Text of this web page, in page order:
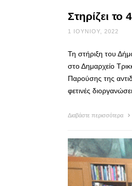
Στηρίζει
1 ΙΟΥΝΊΟΥ, 2022
Τη στήριξη του
στο Δημαρχείο
Παρούσης της
φετινές
Διαβάστε περισσότερα